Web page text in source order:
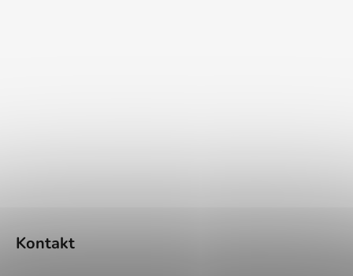
Kontakt